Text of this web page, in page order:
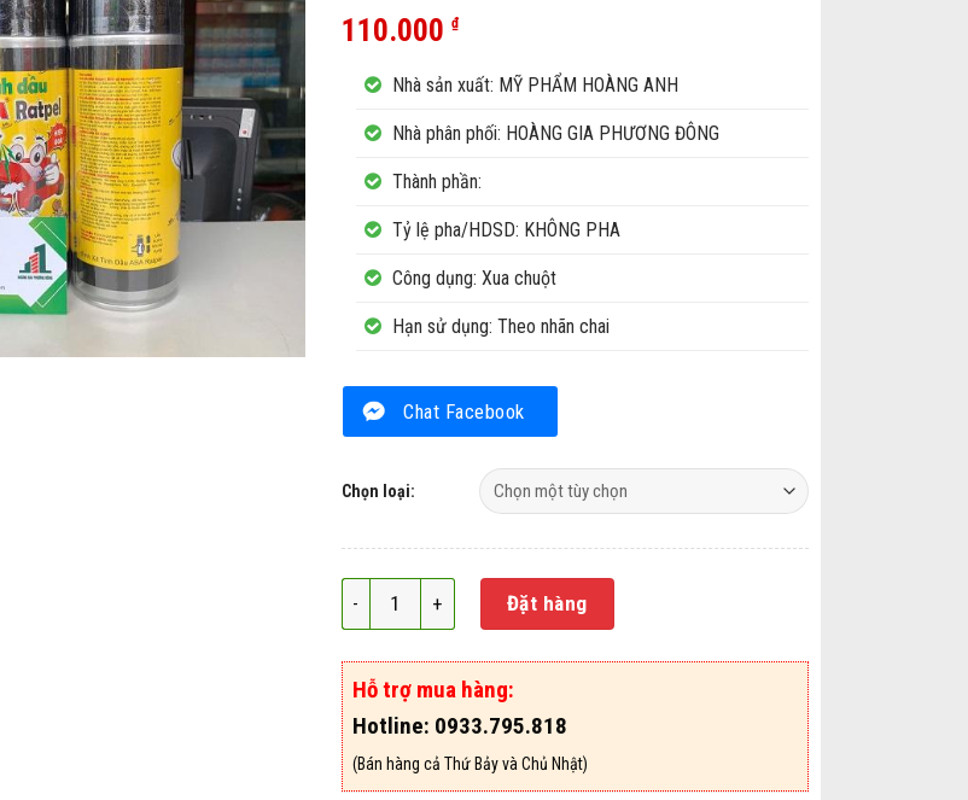
110.000 ₫
Nhà sản xuất: MỸ PHẨM HOÀNG ANH
Nhà phân phối: HOÀNG GIA PHƯƠNG ĐÔNG
Thành phần:
Tỷ lệ pha/HDSD: KHÔNG PHA
Công dụng: Xua chuột
Hạn sử dụng: Theo nhãn chai
Chat Facebook
Chọn loại:
Xua Đuổi Chuột ASA Ratpel aerosol số lượng
Đặt hàng
Hỗ trợ mua hàng:
Hotline: 0933.795.818
(Bán hàng cả Thứ Bảy và Chủ Nhật)